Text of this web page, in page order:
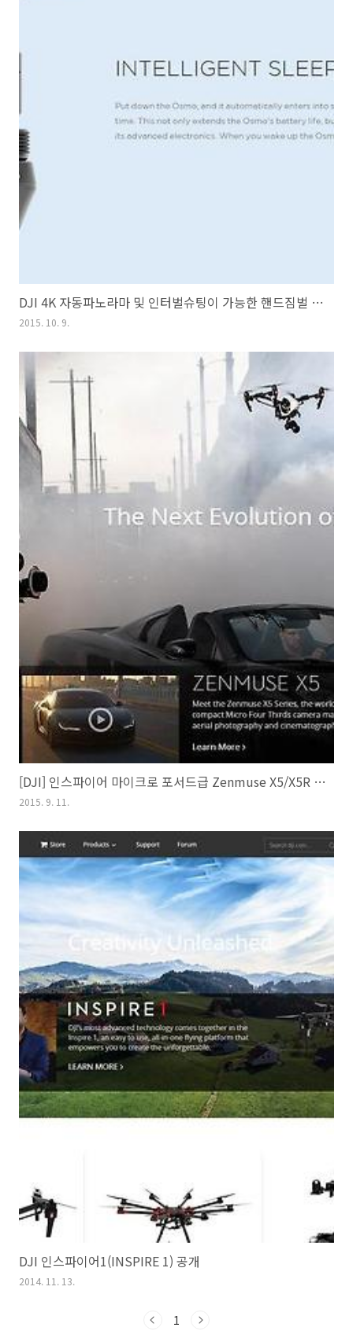
DJI 4K 자동파노라마 및 인터벌슈팅이 가능한 핸드짐벌 OSMO출시
2015. 10. 9.
[DJI] 인스파이어 마이크로 포서드급 Zenmuse X5/X5R 2종 출시
2015. 9. 11.
DJI 인스파이어1(INSPIRE 1) 공개
2014. 11. 13.
1